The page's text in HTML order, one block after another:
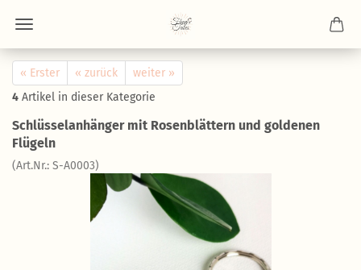
« Erster « zurück
weiter »
4 Artikel in dieser Kategorie
Schlüsselanhänger mit Rosenblättern und goldenen
Flügeln
(Art.Nr.: S-A0003)